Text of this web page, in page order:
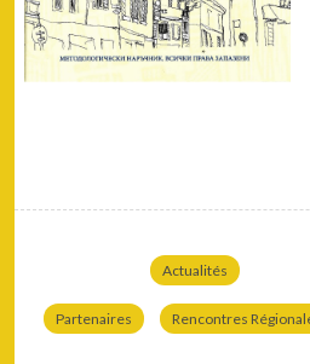
Actualités
Partenaires Rencontres